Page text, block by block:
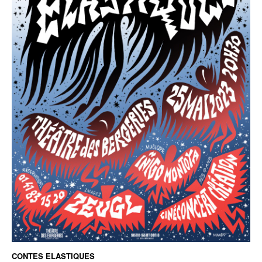
CONTES ELASTIQUES